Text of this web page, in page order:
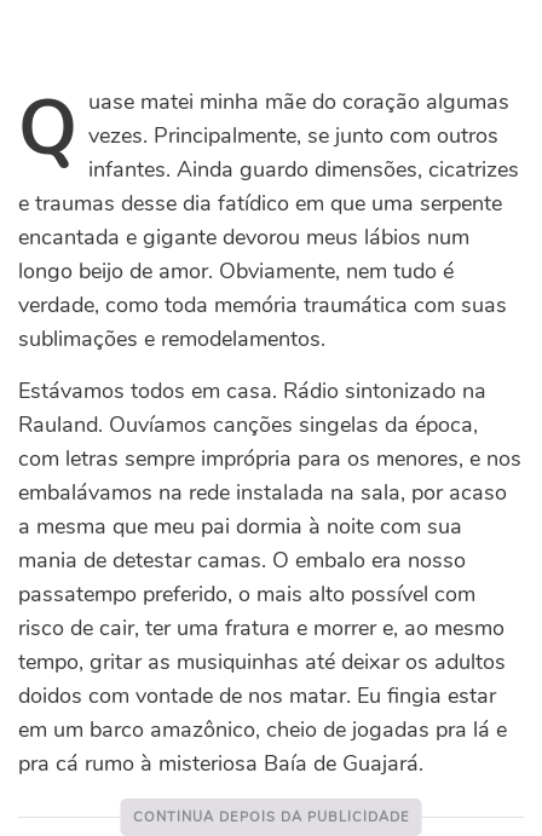
Quase matei minha mãe do coração algumas
vezes. Principalmente, se junto com outros
infantes. Ainda guardo dimensões, cicatrizes
e traumas desse dia fatídico em que uma serpente
encantada e gigante devorou meus lábios num
longo beijo de amor. Obviamente, nem tudo é
verdade, como toda memória traumática com suas
sublimações e remodelamentos.
Estávamos todos em casa. Rádio sintonizado na
Rauland. Ouvíamos canções singelas da época,
com letras sempre imprópria para os menores, e nos
embalávamos na rede instalada na sala, por acaso
a mesma que meu pai dormia à noite com sua
mania de detestar camas. O embalo era nosso
passatempo preferido, o mais alto possível com
risco de cair, ter uma fratura e morrer e, ao mesmo
tempo, gritar as musiquinhas até deixar os adultos
doidos com vontade de nos matar. Eu fingia estar
em um barco amazônico, cheio de jogadas pra lá e
pra cá rumo à misteriosa Baía de Guajará.